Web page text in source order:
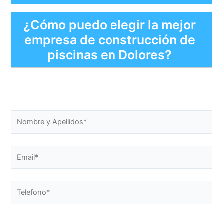
¿Cómo puedo elegir la mejor
empresa de construcción de
piscinas en Dolores?